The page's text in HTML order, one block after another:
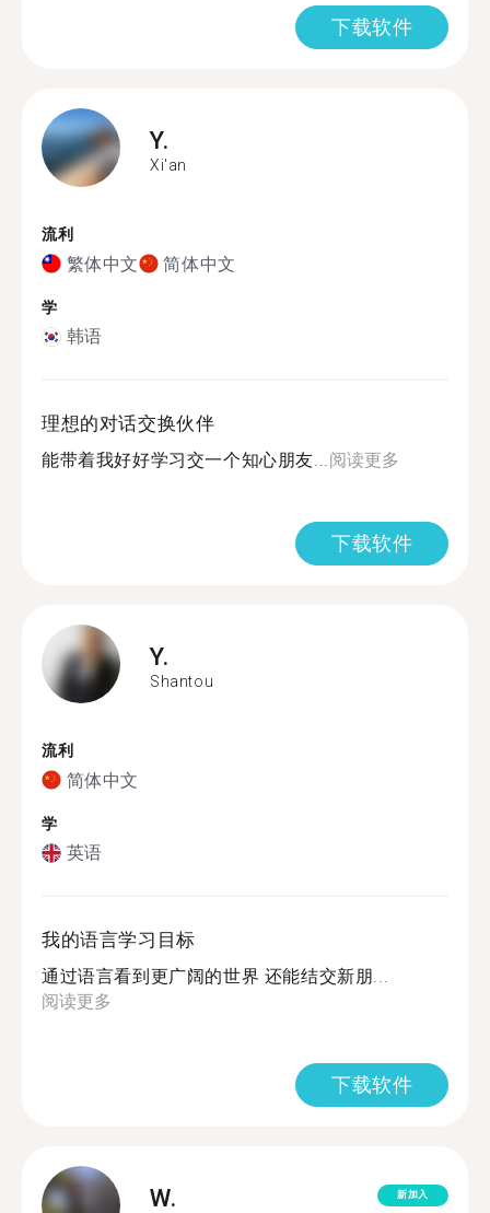
下载软件
Y.
Xi'an
流利
繁体中文 简体中文
学
韩语
理想的对话交换伙伴
能带着我好好学习交一个知心朋友...阅读更多
下载软件
Y.
Shantou
流利
简体中文
学
英语
我的语言学习目标
通过语言看到更广阔的世界 还能结交新朋...
阅读更多
下载软件
W. 新加入